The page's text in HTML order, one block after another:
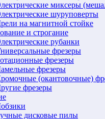
миксеры
шуруповерты
на магнитной стойке
и строгание
рубанки
фрезеры
фрезеры
фрезеры
(окантовочные)
фрезеры
дисковые пилы